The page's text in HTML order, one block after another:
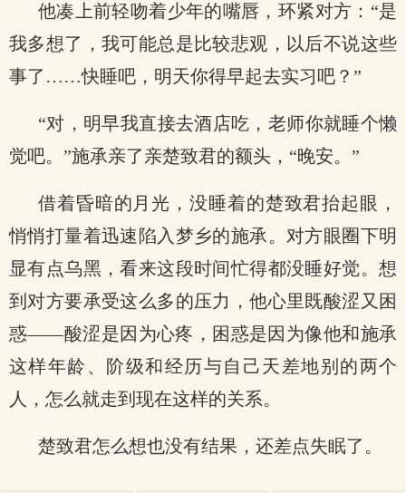
他凑上前轻吻着少年的嘴唇，环紧对方：“是
我多想了，我可能总是比较悲观，以后不说这些
事了……快睡吧，明天你得早起去实习吧？”
“对，明早我直接去酒店吃，老师你就睡个懒
觉吧。”施承亲了亲楚致君的额头，“晚安。”
借着昏暗的月光，没睡着的楚致君抬起眼，
悄悄打量着迅速陷入梦乡的施承。对方眼圈下明
显有点乌黑，看来这段时间忙得都没睡好觉。想
到对方要承受这么多的压力，他心里既酸涩又困
惑——酸涩是因为心疼，困惑是因为像他和施承
这样年龄、阶级和经历与自己天差地别的两个
人，怎么就走到现在这样的关系。
楚致君怎么想也没有结果，还差点失眠了。